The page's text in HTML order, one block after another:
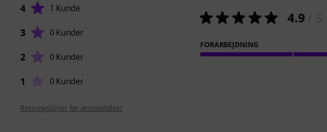
4 1 Kunde
3 0 Kunder
2 0 Kunder
1 0 Kunder
4.9
FORARBEJDNING
Retningslinjer for anmeldelser